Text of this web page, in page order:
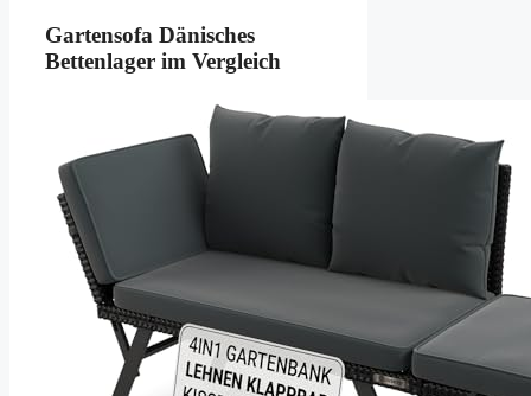
Gartensofa Dänisches
Bettenlager im Vergleich